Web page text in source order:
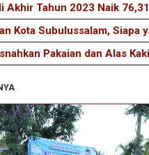
Akhir Tahun 2023 Naik
Kota Subulussalam, Siapa
Pakaian dan Alas